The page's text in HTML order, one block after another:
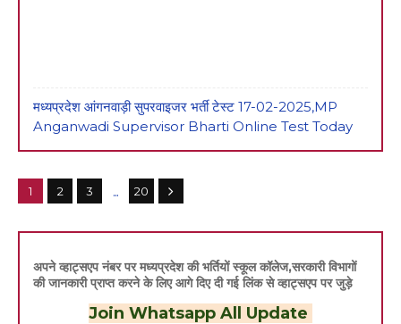
मध्यप्रदेश आंगनवाड़ी सुपरवाइजर भर्ती टेस्ट 17-02-2025,MP
Anganwadi Supervisor Bharti Online Test Today
1 2 3 ... 20
अपने व्हाट्सएप नंबर पर मध्यप्रदेश की भर्तियों स्कूल कॉलेज,सरकारी विभागों
की जानकारी प्राप्त करने के लिए आगे दिए दी गई लिंक से व्हाट्सएप पर जुड़े
Join Whatsapp All Update